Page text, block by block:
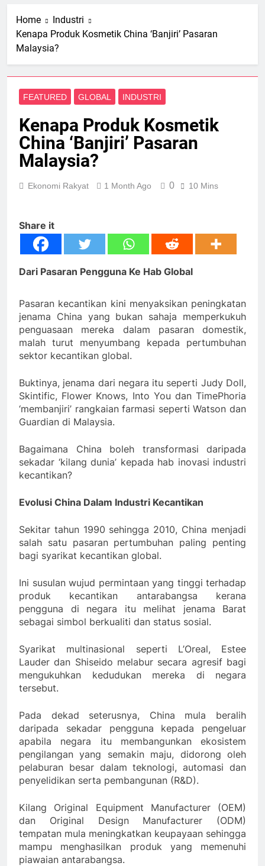
Home
Industri
Kenapa Produk Kosmetik China ‘Banjiri’ Pasaran
Malaysia?
FEATURED GLOBAL INDUSTRI
Kenapa Produk Kosmetik
China ‘Banjiri’ Pasaran
Malaysia?
Ekonomi Rakyat 1 Month Ago 0 10 Mins
Share it
Dari Pasaran Pengguna Ke Hab Global
Pasaran kecantikan kini menyaksikan peningkatan
jenama China yang bukan sahaja memperkukuh
penguasaan mereka dalam pasaran domestik,
malah turut menyumbang kepada pertumbuhan
sektor kecantikan global.
Buktinya, jenama dari negara itu seperti Judy Doll,
Skintific, Flower Knows, Into You dan TimePhoria
‘membanjiri’ rangkaian farmasi seperti Watson dan
Guardian di Malaysia.
Bagaimana China boleh transformasi daripada
sekadar ‘kilang dunia’ kepada hab inovasi industri
kecantikan?
Evolusi China Dalam Industri Kecantikan
Sekitar tahun 1990 sehingga 2010, China menjadi
salah satu pasaran pertumbuhan paling penting
bagi syarikat kecantikan global.
Ini susulan wujud permintaan yang tinggi terhadap
produk kecantikan antarabangsa kerana
pengguna di negara itu melihat jenama Barat
sebagai simbol berkualiti dan status sosial.
Syarikat multinasional seperti L’Oreal, Estee
Lauder dan Shiseido melabur secara agresif bagi
mengukuhkan kedudukan mereka di negara
tersebut.
Pada dekad seterusnya, China mula beralih
daripada sekadar pengguna kepada pengeluar
apabila negara itu membangunkan ekosistem
pengilangan yang semakin maju, didorong oleh
pelaburan besar dalam teknologi, automasi dan
penyelidikan serta pembangunan (R&D).
Kilang Original Equipment Manufacturer (OEM)
dan Original Design Manufacturer (ODM)
tempatan mula meningkatkan keupayaan sehingga
mampu menghasilkan produk yang memenuhi
piawaian antarabangsa.